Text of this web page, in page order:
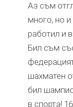
Аз съм
много, но
работил и
Бил съм
шахматен
бил
в спорта!